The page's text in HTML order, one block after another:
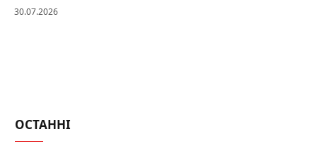
30.07.2026
ОСТАННІ